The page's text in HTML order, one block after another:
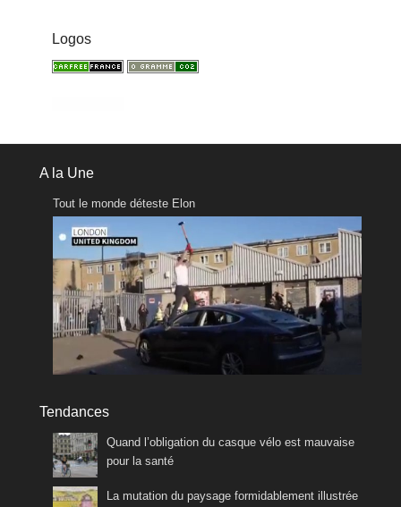
Logos
A la Une
Tout le monde déteste Elon
Tendances
Quand l’obligation du casque vélo est mauvaise
pour la santé
La mutation du paysage formidablement illustrée